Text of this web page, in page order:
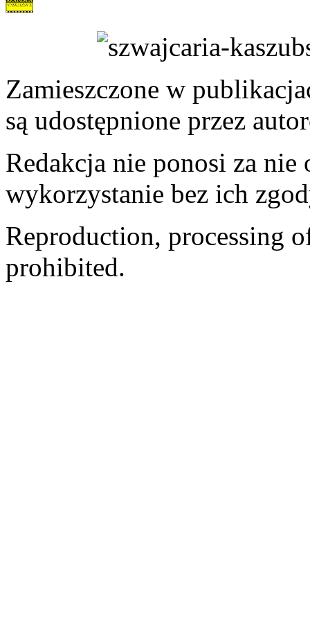
Zamieszczone w
są udostępnione przez
Redakcja nie ponosi za
wykorzystanie bez ich
Reproduction, processing
prohibited.